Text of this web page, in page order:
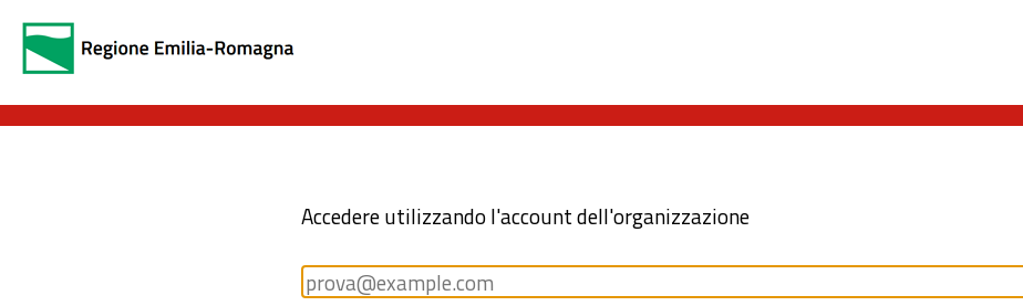
Accedere utilizzando l'account dell'organizzazione